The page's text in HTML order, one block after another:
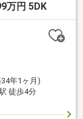
万円 5DK
年1ヶ月)
徒歩4分